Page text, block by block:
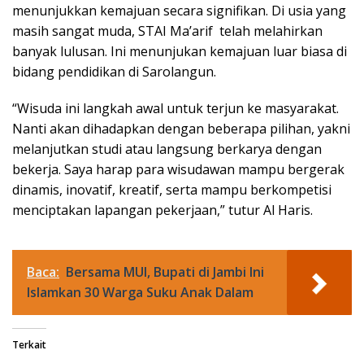
menunjukkan kemajuan secara signifikan. Di usia yang
masih sangat muda, STAI Ma’arif telah melahirkan
banyak lulusan. Ini menunjukan kemajuan luar biasa di
bidang pendidikan di Sarolangun.
“Wisuda ini langkah awal untuk terjun ke masyarakat.
Nanti akan dihadapkan dengan beberapa pilihan, yakni
melanjutkan studi atau langsung berkarya dengan
bekerja. Saya harap para wisudawan mampu bergerak
dinamis, inovatif, kreatif, serta mampu berkompetisi
menciptakan lapangan pekerjaan,” tutur Al Haris.
Baca: Bersama MUI, Bupati di Jambi Ini
Islamkan 30 Warga Suku Anak Dalam
Terkait